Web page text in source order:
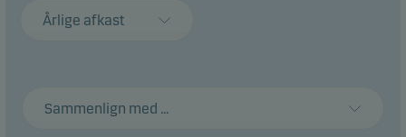
Årlige afkast
Sammenlign med ...